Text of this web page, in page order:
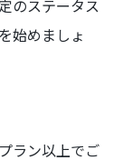
のステータス
始めましょ
ラン以上でご